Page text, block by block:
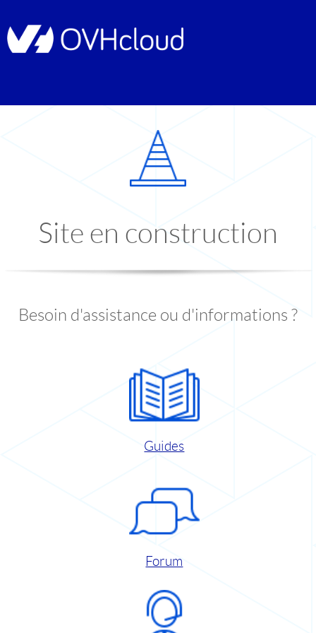
Site en construction
Besoin d'assistance ou d'informations ?
Guides
Forum